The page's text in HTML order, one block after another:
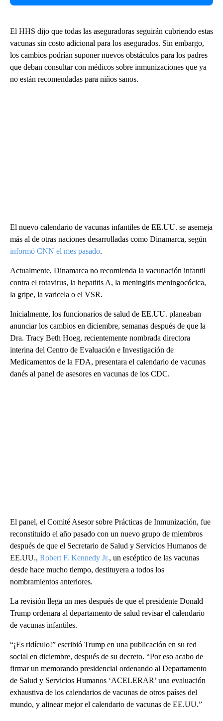
El HHS dijo que todas las aseguradoras seguirán cubriendo estas
vacunas sin costo adicional para los asegurados. Sin embargo,
los cambios podrían suponer nuevos obstáculos para los padres
que deban consultar con médicos sobre inmunizaciones que ya
no están recomendadas para niños sanos.
El nuevo calendario de vacunas infantiles de EE.UU. se asemeja
más al de otras naciones desarrolladas como Dinamarca, según
informó CNN el mes pasado.
Actualmente, Dinamarca no recomienda la vacunación infantil
contra el rotavirus, la hepatitis A, la meningitis meningocócica,
la gripe, la varicela o el VSR.
Inicialmente, los funcionarios de salud de EE.UU. planeaban
anunciar los cambios en diciembre, semanas después de que la
Dra. Tracy Beth Hoeg, recientemente nombrada directora
interina del Centro de Evaluación e Investigación de
Medicamentos de la FDA, presentara el calendario de vacunas
danés al panel de asesores en vacunas de los CDC.
El panel, el Comité Asesor sobre Prácticas de Inmunización, fue
reconstituido el año pasado con un nuevo grupo de miembros
después de que el Secretario de Salud y Servicios Humanos de
EE.UU., Robert F. Kennedy Jr., un escéptico de las vacunas
desde hace mucho tiempo, destituyera a todos los
nombramientos anteriores.
La revisión llega un mes después de que el presidente Donald
Trump ordenara al departamento de salud revisar el calendario
de vacunas infantiles.
“¡Es ridículo!” escribió Trump en una publicación en su red
social en diciembre, después de su decreto. “Por eso acabo de
firmar un memorando presidencial ordenando al Departamento
de Salud y Servicios Humanos ‘ACELERAR’ una evaluación
exhaustiva de los calendarios de vacunas de otros países del
mundo, y alinear mejor el calendario de vacunas de EE.UU.”